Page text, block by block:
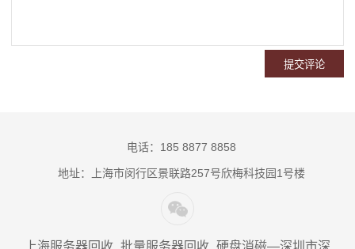
电话：185 8877 8858
地址：上海市闵行区景联路257号欣梅科技园1号楼